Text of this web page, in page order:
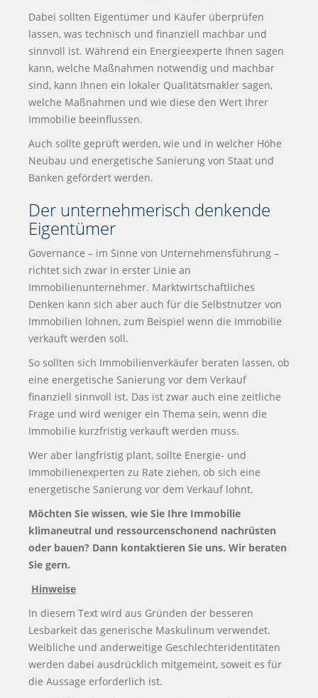
Dabei sollten Eigentümer und Käufer überprüfen
lassen, was technisch und finanziell machbar und
sinnvoll ist. Während ein Energieexperte Ihnen sagen
kann, welche Maßnahmen notwendig und machbar
sind, kann Ihnen ein lokaler Qualitätsmakler sagen,
welche Maßnahmen und wie diese den Wert Ihrer
Immobilie beeinflussen.
Auch sollte geprüft werden, wie und in welcher Höhe
Neubau und energetische Sanierung von Staat und
Banken gefördert werden.
Der unternehmerisch denkende
Eigentümer
Governance – im Sinne von Unternehmensführung –
richtet sich zwar in erster Linie an
Immobilienunternehmer. Marktwirtschaftliches
Denken kann sich aber auch für die Selbstnutzer von
Immobilien lohnen, zum Beispiel wenn die Immobilie
verkauft werden soll.
So sollten sich Immobilienverkäufer beraten lassen, ob
eine energetische Sanierung vor dem Verkauf
finanziell sinnvoll ist. Das ist zwar auch eine zeitliche
Frage und wird weniger ein Thema sein, wenn die
Immobilie kurzfristig verkauft werden muss.
Wer aber langfristig plant, sollte Energie- und
Immobilienexperten zu Rate ziehen, ob sich eine
energetische Sanierung vor dem Verkauf lohnt.
Möchten Sie wissen, wie Sie Ihre Immobilie
klimaneutral und ressourcenschonend nachrüsten
oder bauen? Dann kontaktieren Sie uns. Wir beraten
Sie gern.
Hinweise
In diesem Text wird aus Gründen der besseren
Lesbarkeit das generische Maskulinum verwendet.
Weibliche und anderweitige Geschlechteridentitäten
werden dabei ausdrücklich mitgemeint, soweit es für
die Aussage erforderlich ist.